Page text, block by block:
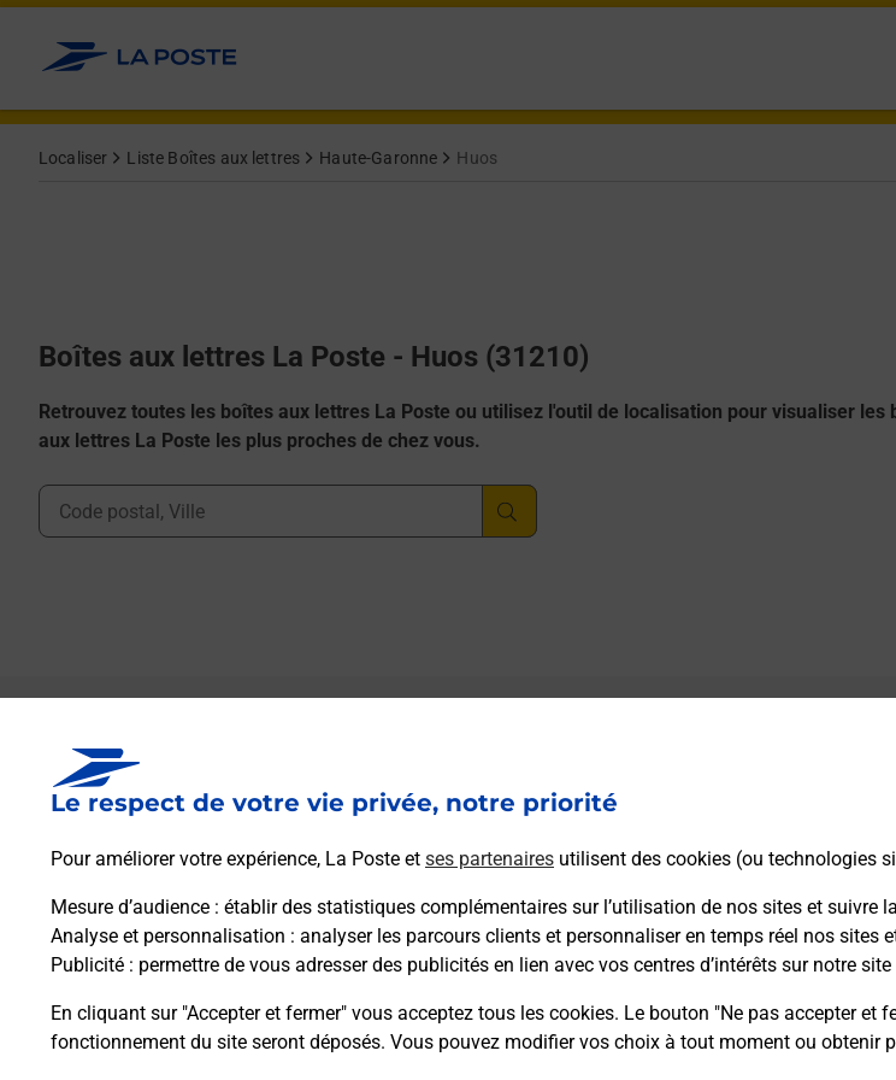
Le respect de votre vie privée, notre priorité
Pour améliorer votre expérience, La Poste et ses partenaires utilisent des cookies (ou technologies
Mesure d’audience : établir des statistiques complémentaires sur l’utilisation de nos sites et suivre
Analyse et personnalisation : analyser les parcours clients et personnaliser en temps réel nos
Publicité : permettre de vous adresser des publicités en lien avec vos centres d’intérêts sur notre site
En cliquant sur "Accepter et fermer" vous acceptez tous les cookies. Le bouton "Ne pas accepter
fonctionnement du site seront déposés. Vous pouvez modifier vos choix à tout moment ou obtenir
Allez au contenu
Localiser Liste Boîtes aux lettres Haute-Garonne Huos
Boîtes aux lettres La Poste - Huos (31210)
Retrouvez toutes les boîtes aux lettres La Poste ou utilisez l'outil de localisation pour visualiser les
aux lettres La Poste les plus proches de chez vous.
Ville, Département, Code Postal
Boîte aux Lettres La Poste
Prochaine collecte du courrier samedi à
31210 Huos
Itinéraire